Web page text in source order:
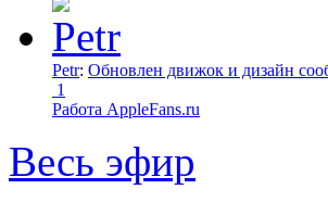
Petr: Обновлен движок и дизайн
1
Работа AppleFans.ru
Весь эфир